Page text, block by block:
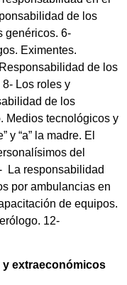
de los
genéricos. 6-
Eximentes.
de los
Los roles y
de los
Medios tecnológicos y
y “a” la madre. El
del
La responsabilidad
por ambulancias en
de equipos.
12-
y extraeconómicos